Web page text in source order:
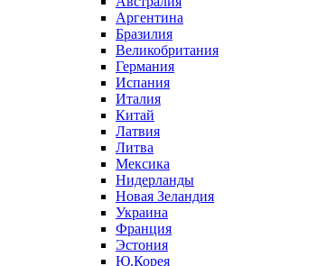
Аргентина
Бразилия
Великобритания
Германия
Испания
Италия
Китай
Латвия
Литва
Мексика
Нидерланды
Новая Зеландия
Украина
Франция
Эстония
Ю.Корея